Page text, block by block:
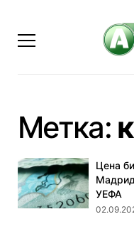
Метка:
Цена
УЕФА